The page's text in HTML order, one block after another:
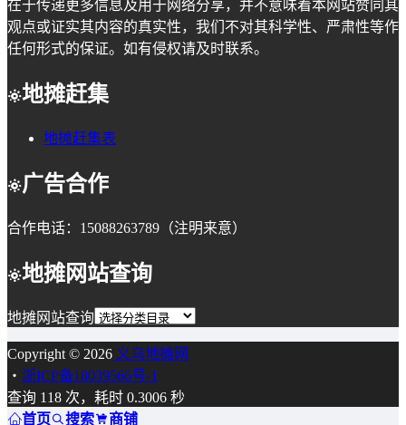
在于传递更多信息及用于网络分享，并不意味着本网站赞同其
观点或证实其内容的真实性，我们不对其科学性、严肃性等作
任何形式的保证。如有侵权请及时联系。
地摊赶集
地摊赶集表
广告合作
合作电话：15088263789（注明来意）
地摊网站查询
地摊网站查询
Copyright © 2026 义乌地摊网
・ 浙ICP备18039566号-1
查询 118 次，耗时 0.3006 秒
首页
搜索 商铺